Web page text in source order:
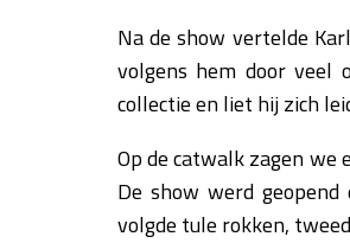
Na de show vertelde
volgens hem door veel
collectie en liet hij zich
Op de catwalk zagen
De show werd
volgde tule rokken,